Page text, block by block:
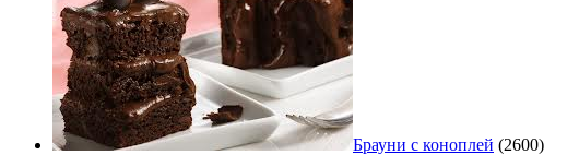
Брауни с коноплей (2600)